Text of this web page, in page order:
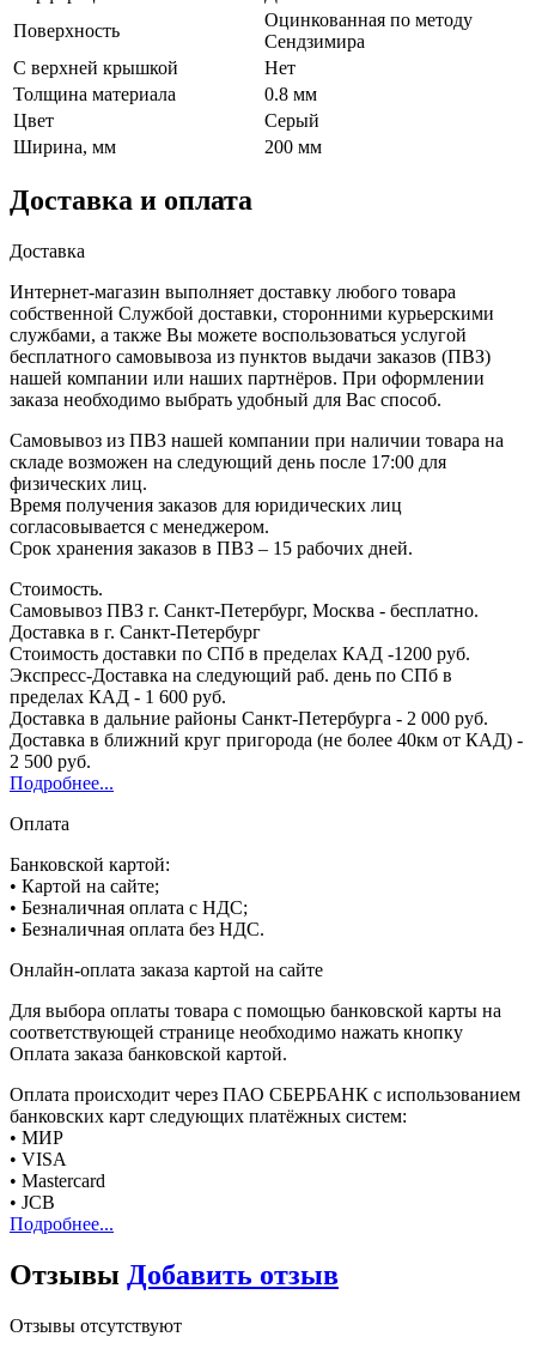
Поверхность
Оцинкованная по методу
Сендзимира
С верхней крышкой
Нет
Толщина материала
0.8 мм
Цвет
Серый
Ширина, мм
200 мм
Доставка и оплата
Доставка
Интернет-магазин выполняет доставку любого товара
собственной Службой доставки, сторонними курьерскими
службами, а также Вы можете воспользоваться услугой
бесплатного самовывоза из пунктов выдачи заказов (ПВЗ)
нашей компании или наших партнёров. При оформлении
заказа необходимо выбрать удобный для Вас способ.
Самовывоз из ПВЗ нашей компании при наличии товара на
складе возможен на следующий день после 17:00 для
физических лиц.
Время получения заказов для юридических лиц
согласовывается с менеджером.
Срок хранения заказов в ПВЗ – 15 рабочих дней.
Стоимость.
Самовывоз ПВЗ г. Санкт-Петербург, Москва - бесплатно.
Доставка в г. Санкт-Петербург
Стоимость доставки по СПб в пределах КАД -1200 руб.
Экспресс-Доставка на следующий раб. день по СПб в
пределах КАД - 1 600 руб.
Доставка в дальние районы Санкт-Петербурга - 2 000 руб.
Доставка в ближний круг пригорода (не более 40км от КАД) -
2 500 руб.
Подробнее...
Оплата
Банковской картой:
• Картой на сайте;
• Безналичная оплата с НДС;
• Безналичная оплата без НДС.
Онлайн-оплата заказа картой на сайте
Для выбора оплаты товара с помощью банковской карты на
соответствующей странице необходимо нажать кнопку
Оплата заказа банковской картой.
Оплата происходит через ПАО СБЕРБАНК с использованием
банковских карт следующих платёжных систем:
• МИР
• VISA
• Mastercard
• JCB
Подробнее...
Отзывы Добавить отзыв
Отзывы отсутствуют